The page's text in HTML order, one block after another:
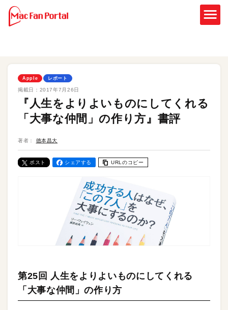
Apple レポート
掲載日： 2017年7月26日
『人生をよりよいものにしてくれる
「大事な仲間」の作り方』書評
著者： 徳本昌大
ポスト シェアする URLのコピー
第25回 人生をよりよいものにしてくれる
「大事な仲間」の作り方